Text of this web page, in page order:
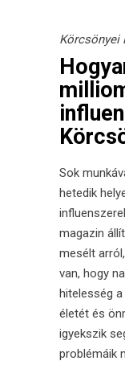
Körcsönyei
Sok
hetedik
magazin
mesélt
van, hogy
hitelesség
életét és
igyekszik
problémáik